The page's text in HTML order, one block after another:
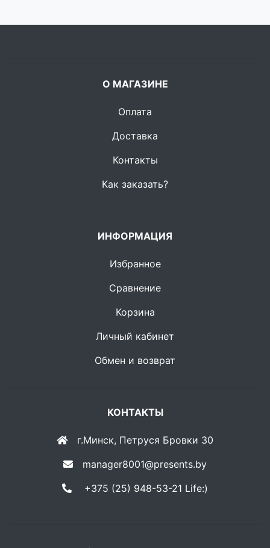
О МАГАЗИНЕ
Оплата
Доставка
Контакты
Как заказать?
ИНФОРМАЦИЯ
Избранное
Сравнение
Корзина
Личный кабинет
Обмен и возврат
КОНТАКТЫ
г.Минск, Петруся Бровки 30
manager8001@presents.by
+375 (25) 948-53-21 Life:)